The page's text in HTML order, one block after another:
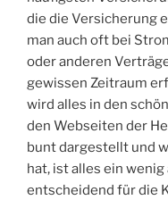
die die Versicherung
man auch oft bei
oder anderen
gewissen Zeitraum
wird alles in den
den Webseiten der
bunt dargestellt und
hat, ist alles ein
entscheidend für die